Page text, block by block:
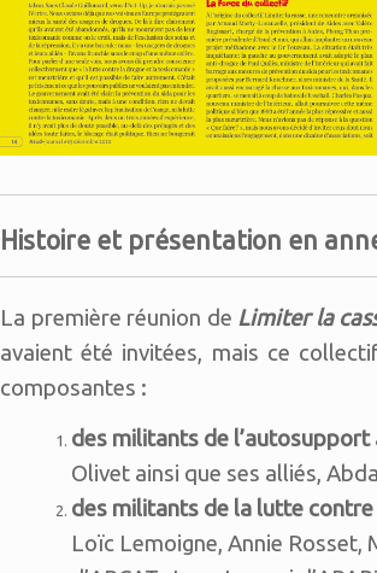
Histoire et présentation en
La première réunion de Limiter la
avaient été invitées, mais ce
composantes :
des militants de l’autosupport
Olivet ainsi que ses alliés,
des militants de la lutte contre
Loïc Lemoigne, Annie Rosset,